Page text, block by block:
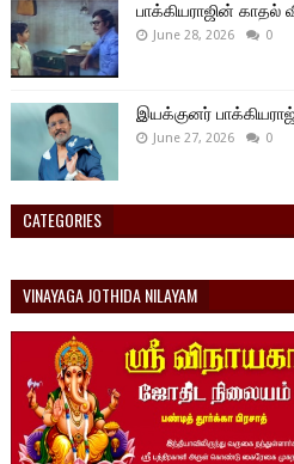
பாக்கியராஜின் காதல்
June 28, 2026 0
இயக்குனர்
June 27, 2026 0
CATEGORIES
VINAYAGA JOTHIDA NILAYAM